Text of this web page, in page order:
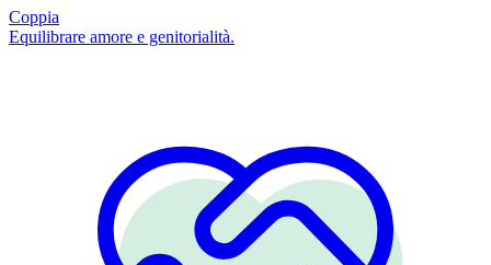
Coppia
Equilibrare amore e genitorialità.